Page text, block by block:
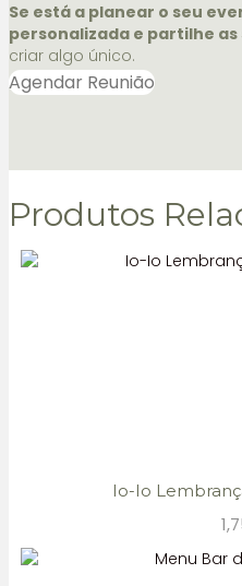
Se está a planear o seu
personalizada e partilhe as
criar algo único.
Agendar Reunião
Produtos
Io-Io